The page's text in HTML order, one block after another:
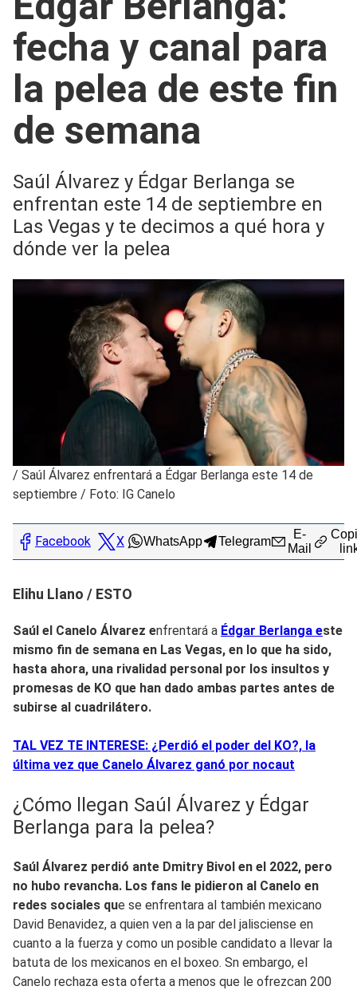
fecha y canal para
la pelea de este fin
de semana
Saúl Álvarez y Édgar Berlanga se
enfrentan este 14 de septiembre en
Las Vegas y te decimos a qué hora y
dónde ver la pelea
/ Saúl Álvarez enfrentará a Édgar Berlanga este 14 de
septiembre / Foto: IG Canelo
Facebook X WhatsApp Telegram
E-
Mail
Elihu Llano / ESTO
Saúl el Canelo Álvarez enfrentará a Édgar Berlanga este
mismo fin de semana en Las Vegas, en lo que ha sido,
hasta ahora, una rivalidad personal por los insultos y
promesas de KO que han dado ambas partes antes de
subirse al cuadrilátero.
TAL VEZ TE INTERESE: ¿Perdió el poder del KO?, la
última vez que Canelo Álvarez ganó por nocaut
¿Cómo llegan Saúl Álvarez y Édgar
Berlanga para la pelea?
Saúl Álvarez perdió ante Dmitry Bivol en el 2022, pero
no hubo revancha. Los fans le pidieron al Canelo en
redes sociales que se enfrentara al también mexicano
David Benavidez, a quien ven a la par del jalisciense en
cuanto a la fuerza y como un posible candidato a llevar la
batuta de los mexicanos en el boxeo. Sn embargo, el
Canelo rechaza esta oferta a menos que le ofrezcan 200